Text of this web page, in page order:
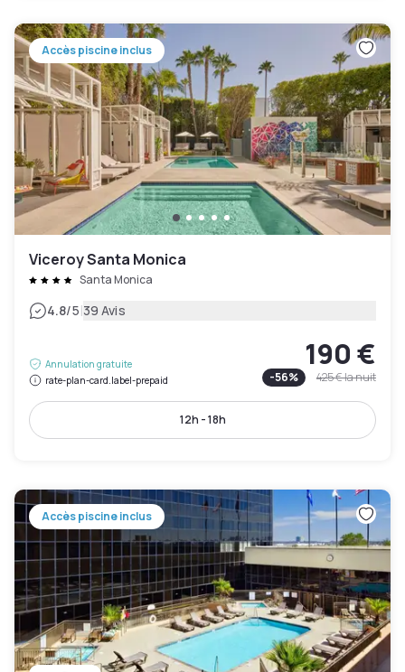
Accès piscine inclus
Viceroy Santa Monica
Santa Monica
4.8/5|39 Avis
Annulation gratuite
rate-plan-card.label-prepaid
190 €
-56% 425 €la nuit
12h - 18h
Accès piscine inclus